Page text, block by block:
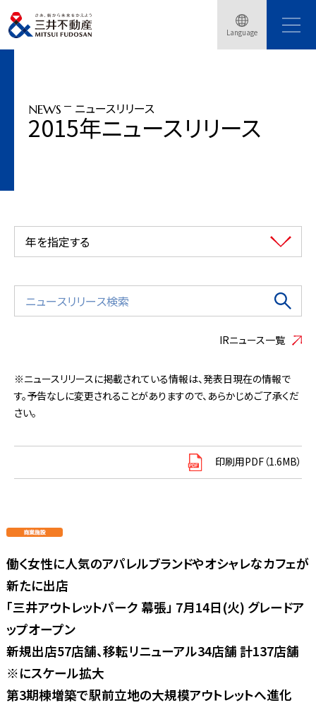
Language
トップページ ニュースリリース
「三井アウトレットパーク 幕張」グレードアップオープン（2015年7月14日）
NEWS ニュースリリース
2015年ニュースリリース
年を指定する
IRニュース一覧
※ニュースリリースに掲載されている情報は、発表日現在の情報で
す。予告なしに変更されることがありますので、あらかじめご了承くだ
さい。
印刷用PDF（1.6MB）
働く女性に人気のアパレルブランドやオシャレなカフェが
新たに出店
「三井アウトレットパーク 幕張」 7月14日(火) グレードア
ップオープン
新規出店57店舗、移転リニューアル34店舗 計137店舗
※にスケール拡大
第3期棟増築で駅前立地の大規模アウトレットへ進化